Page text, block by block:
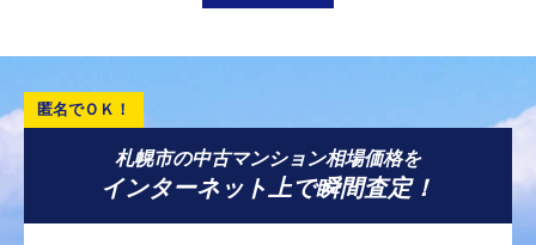
札幌市の中古マンション相場価格を
インターネット上で瞬間査定！